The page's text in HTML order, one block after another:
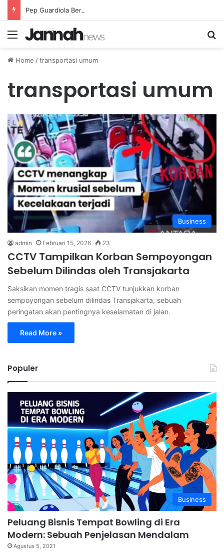
Menu
Home /transportasi umum
transportasi umum
Business
admin Februari 15, 2026 23
CCTV Tampilkan Korban Sempoyongan
Sebelum Dilindas oleh Transjakarta
Saksikan momen tragis saat CCTV tunjukkan korban
sempoyongan sebelum dilindas Transjakarta, sebuah
peringatan akan pentingnya keselamatan di jalan.
Read More »
Populer
Business
Peluang Bisnis Tempat Bowling di Era
Modern: Sebuah Penjelasan Mendalam
Agustus 5, 2021